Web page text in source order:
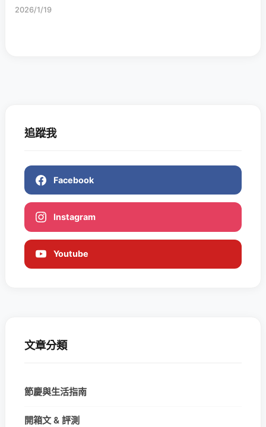
2026/1/19
追蹤我
Facebook
Instagram
Youtube
文章分類
節慶與生活指南
開箱文 & 評測